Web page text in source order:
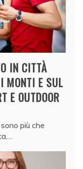
IN CITTÀ
MONTI E SUL
E OUTDOOR
più che